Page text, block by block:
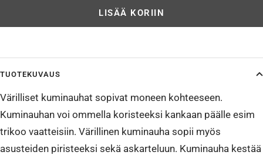
LISÄÄ KORIIN
TUOTEKUVAUS
Värilliset kuminauhat sopivat moneen kohteeseen.
Kuminauhan voi ommella koristeeksi kankaan päälle esim
trikoo vaatteisiin. Värillinen kuminauha sopii myös
asusteiden piristeeksi sekä askarteluun. Kuminauha kestää